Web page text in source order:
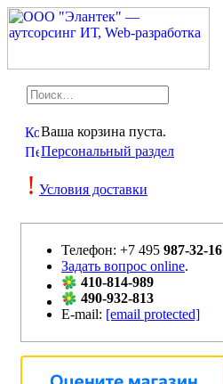
Ваша корзина пуста.
Персональный раздел
! Условия доставки
Телефон: +7 495 987-32-16
Задать вопрос online.
410-814-989
490-932-813
E-mail: [email protected]